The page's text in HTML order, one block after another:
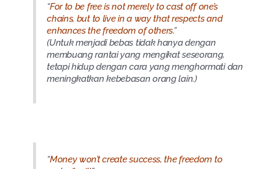
“For to be free is not merely to cast off one’s
chains, but to live in a way that respects and
enhances the freedom of others.”
(Untuk menjadi bebas tidak hanya dengan
membuang rantai yang mengikat seseorang,
tetapi hidup dengan cara yang menghormati dan
meningkatkan kebebasan orang lain.)
“Money won’t create success, the freedom to